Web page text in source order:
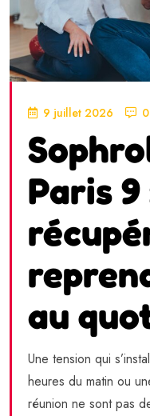
9 juillet 2026
Paris
au
Une tension qui
heures du matin ou
réunion ne sont pas